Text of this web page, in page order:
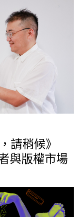
請稍候》
與版權市場